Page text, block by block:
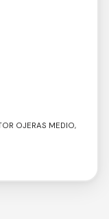
OJERAS MEDIO,